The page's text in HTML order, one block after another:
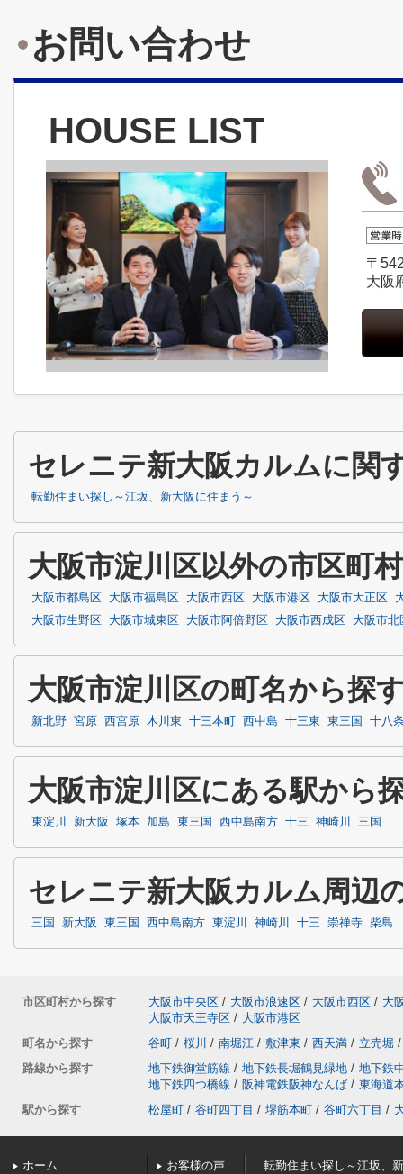
お問い合わせ
HOUSE LIST
〒
大阪
セレニテ新大阪カルムに関
転勤住まい探し～江坂、新大阪に住まう～
大阪市淀川区以外の市区町
大阪市都島区 大阪市福島区 大阪市西区 大阪市港区 大阪市大正区
大阪市生野区
大阪市城東区 大阪市阿倍野区 大阪市西成区 大阪市北
大阪市淀川区の町名から探
新北野 宮原 西宮原 木川東 十三本町 西中島 十三東 東三国 十八
大阪市淀川区にある駅から
東淀川 新大阪 塚本 加島 東三国 西中島南方 十三 神崎川 三国
セレニテ新大阪カルム周辺
三国 新大阪 東三国 西中島南方 東淀川 神崎川 十三 崇禅寺 柴島
市区町村から探す 大阪市中央区 / 大阪市浪速区 / 大阪市西区 / 大
大阪市天王寺区 / 大阪市港区
町名から探す
谷町 / 桜川 / 南堀江 / 敷津東 / 西天満 / 立売堀 /
路線から探す
地下鉄御堂筋線 / 地下鉄長堀鶴見緑地 / 地下鉄
地下鉄四つ橋線 / 阪神電鉄阪神なんば / 東海道
駅から探す
松屋町 / 谷町四丁目 / 堺筋本町 / 谷町六丁目 /
ホーム
お客様の声
転勤住まい探し～江坂、